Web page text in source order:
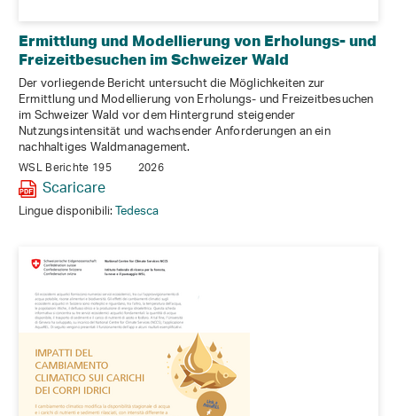
Ermittlung und Modellierung von Erholungs- und
Freizeitbesuchen im Schweizer Wald
Der vorliegende Bericht untersucht die Möglichkeiten zur
Ermittlung und Modellierung von Erholungs- und Freizeitbesuchen
im Schweizer Wald vor dem Hintergrund steigender
Nutzungsintensität und wachsender Anforderungen an ein
nachhaltiges Waldmanagement.
WSL Berichte 195 2026
Scaricare
Lingue disponibili:Tedesca